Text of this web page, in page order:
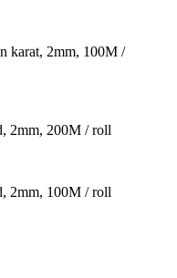
karat, 2mm, 100M /
2mm, 200M / roll
2mm, 100M / roll